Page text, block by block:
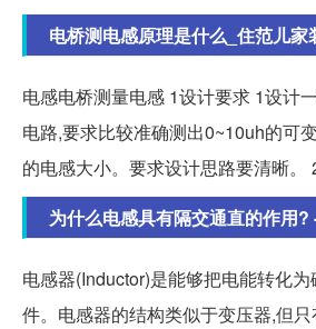
电桥测电感原理是什么_住范儿家
电感电桥测量电感 1设计要求 1设计
电路,要求比较准确测出0~10uh的可
的电感大小。要求设计思路要清晰。
为什么电感具有隔交通直的作用
电感器(Inductor)是能够把电能转化
件。电感器的结构类似于变压器,但